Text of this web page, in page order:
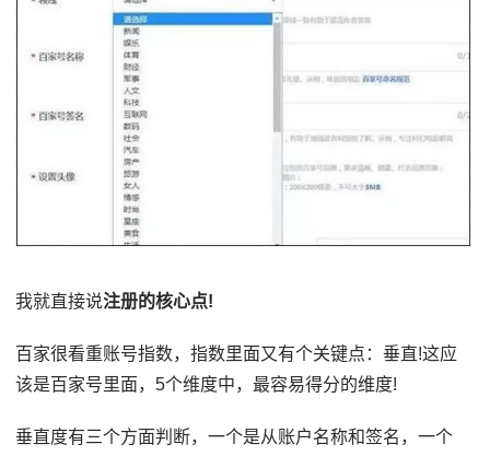
我就直接说注册的核心点!
百家很看重账号指数，指数里面又有个关键点：垂直!这应
该是百家号里面，5个维度中，最容易得分的维度!
垂直度有三个方面判断，一个是从账户名称和签名，一个